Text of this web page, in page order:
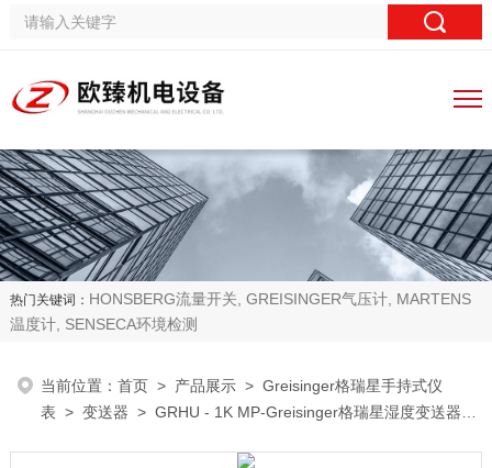
热门关键词： HONSBERG流量开关, GREISINGER气压计, MARTENS
温度计, SENSECA环境检测
当前位置：首页 > 产品展示 >Greisinger格瑞星手持式仪
表 >变送器 > GRHU - 1K MP-Greisinger格瑞星湿度变送器价